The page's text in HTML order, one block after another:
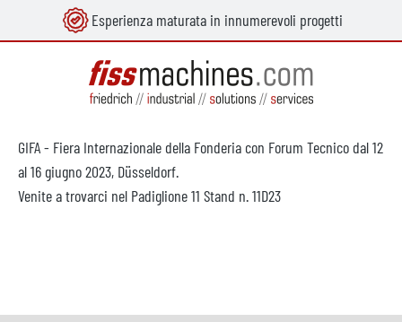
principale Esperienza maturata in innumerevoli progetti
GIFA - Fiera Internazionale della Fonderia con Forum Tecnico dal 12
al 16 giugno 2023, Düsseldorf.
Venite a trovarci nel Padiglione 11 Stand n. 11D23